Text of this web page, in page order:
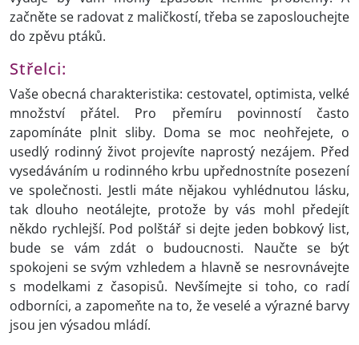
začněte se radovat z maličkostí, třeba se zaposlouchejte
do zpěvu ptáků.
Střelci:
Vaše obecná charakteristika: cestovatel, optimista, velké
množství přátel. Pro přemíru povinností často
zapomínáte plnit sliby. Doma se moc neohřejete, o
usedlý rodinný život projevíte naprostý nezájem. Před
vysedáváním u rodinného krbu upřednostníte posezení
ve společnosti. Jestli máte nějakou vyhlédnutou lásku,
tak dlouho neotálejte, protože by vás mohl předejít
někdo rychlejší. Pod polštář si dejte jeden bobkový list,
bude se vám zdát o budoucnosti. Naučte se být
spokojeni se svým vzhledem a hlavně se nesrovnávejte
s modelkami z časopisů. Nevšímejte si toho, co radí
odborníci, a zapomeňte na to, že veselé a výrazné barvy
jsou jen výsadou mládí.